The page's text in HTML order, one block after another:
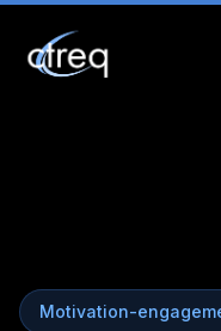
Motivation-